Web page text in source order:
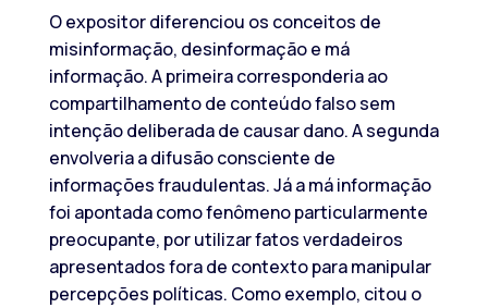
O expositor diferenciou os conceitos de
misinformação, desinformação e má
informação. A primeira corresponderia ao
compartilhamento de conteúdo falso sem
intenção deliberada de causar dano. A segunda
envolveria a difusão consciente de
informações fraudulentas. Já a má informação
foi apontada como fenômeno particularmente
preocupante, por utilizar fatos verdadeiros
apresentados fora de contexto para manipular
percepções políticas. Como exemplo, citou o